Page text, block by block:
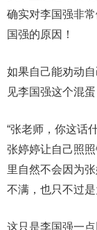
确实对李国强非
国强的原因！
如果自己能劝动
见李国强这个混蛋
“张老师，你这话
张婷婷让自己照
里自然不会因为
不满，也只不过
这只是李国强一